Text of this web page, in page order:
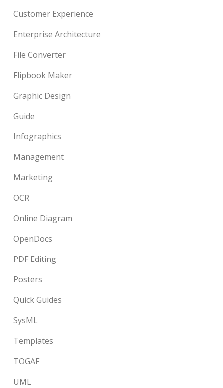
Customer Experience
Enterprise Architecture
File Converter
Flipbook Maker
Graphic Design
Guide
Infographics
Management
Marketing
OCR
Online Diagram
OpenDocs
PDF Editing
Posters
Quick Guides
SysML
Templates
TOGAF
UML